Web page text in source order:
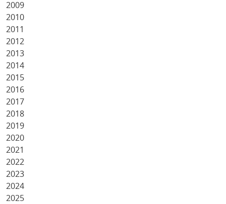
2009
2010
2011
2012
2013
2014
2015
2016
2017
2018
2019
2020
2021
2022
2023
2024
2025